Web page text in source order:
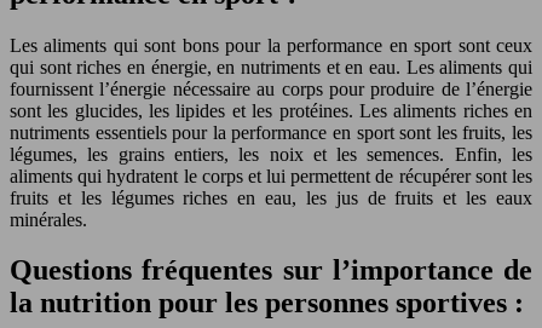
Les aliments qui sont bons pour la performance en sport sont ceux
qui sont riches en énergie, en nutriments et en eau. Les aliments qui
fournissent l’énergie nécessaire au corps pour produire de l’énergie
sont les glucides, les lipides et les protéines. Les aliments riches en
nutriments essentiels pour la performance en sport sont les fruits, les
légumes, les grains entiers, les noix et les semences. Enfin, les
aliments qui hydratent le corps et lui permettent de récupérer sont les
fruits et les légumes riches en eau, les jus de fruits et les eaux
minérales.
Questions fréquentes sur l’importance de
la nutrition pour les personnes sportives :